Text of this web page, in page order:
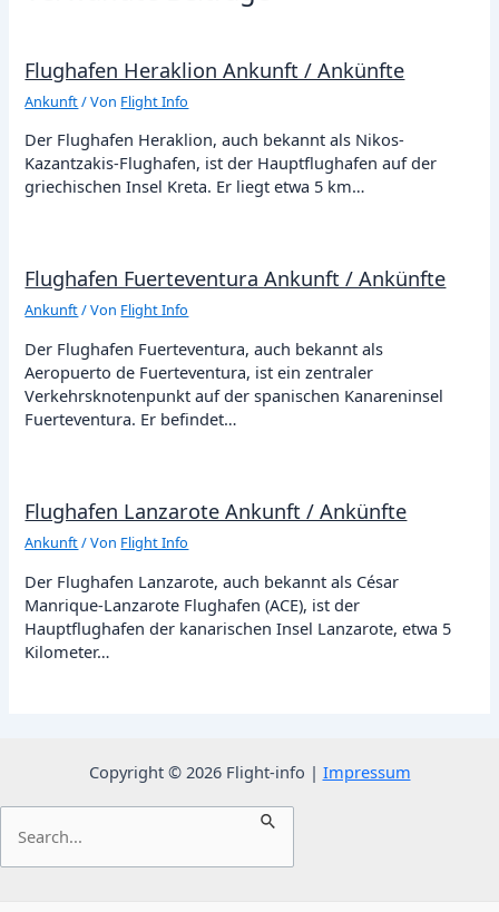
Flughafen Heraklion Ankunft / Ankünfte
Ankunft/ Von Flight Info
Der Flughafen Heraklion, auch bekannt als Nikos-
Kazantzakis-Flughafen, ist der Hauptflughafen auf der
griechischen Insel Kreta. Er liegt etwa 5 km…
Flughafen Fuerteventura Ankunft / Ankünfte
Ankunft/ Von Flight Info
Der Flughafen Fuerteventura, auch bekannt als
Aeropuerto de Fuerteventura, ist ein zentraler
Verkehrsknotenpunkt auf der spanischen Kanareninsel
Fuerteventura. Er befindet…
Flughafen Lanzarote Ankunft / Ankünfte
Ankunft/ Von Flight Info
Der Flughafen Lanzarote, auch bekannt als César
Manrique-Lanzarote Flughafen (ACE), ist der
Hauptflughafen der kanarischen Insel Lanzarote, etwa 5
Kilometer…
Copyright © 2026 Flight-info | Impressum
nach: